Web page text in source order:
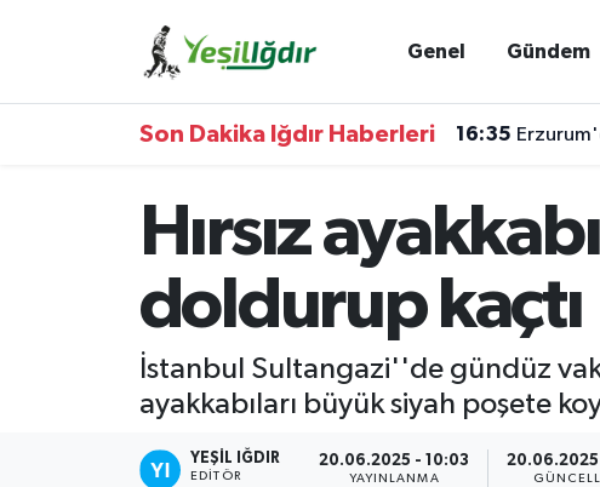
Genel Gündem
Son Dakika Iğdır Haberleri 16:35
Hırsız
doldurup kaçtı
İstanbul Sultangazi''de gündüz
ayakkabıları büyük siyah poşete
YEŞIL IĞDIR
EDITÖR
20.06.2025 - 10:03
YAYINLANMA
20.06.2025
İğdir Namaz Vakitleri
Iğdır Trafik Yoğunluk Haritası
Tüm Manşetler
Son Dakika Haberleri